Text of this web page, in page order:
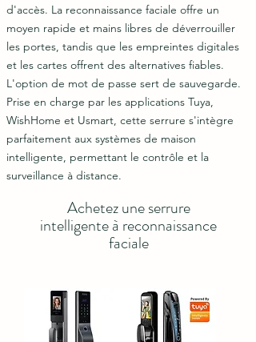
d'accès. La reconnaissance faciale offre un
moyen rapide et mains libres de déverrouiller
les portes, tandis que les empreintes digitales
et les cartes offrent des alternatives fiables.
L'option de mot de passe sert de sauvegarde.
Prise en charge par les applications Tuya,
WishHome et Usmart, cette serrure s'intègre
parfaitement aux systèmes de maison
intelligente, permettant le contrôle et la
surveillance à distance.
Achetez une serrure
intelligente à reconnaissance
faciale